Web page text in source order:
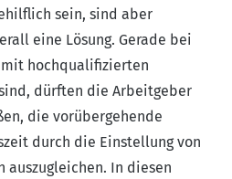
sein, sind aber
eine Lösung. Gerade bei
hochqualifizierten
dürften die Arbeitgeber
die vorübergehende
durch die Einstellung von
auszugleichen. In diesen